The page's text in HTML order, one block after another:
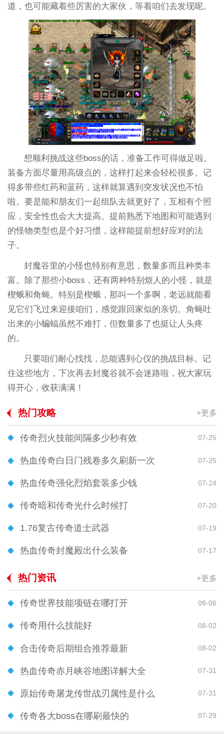
道，也可能藏着些厉害的大家伙，等着咱们去发现呢。
想顺利挑战这些boss的话，准备工作可得做足啦。
装备方面尽量用高级点的，这样打起来会轻松很多。记
得多带些红药和蓝药，这样就算遇到突发状况也不怕
啦。要是能和朋友们一起组队去就更好了，互相有个照
应，安全性也会大大提高。提前熟悉下地图和可能遇到
的怪物类型也是个好习惯，这样能提前想好应对的法
子。
封魔谷里的小怪也特别有意思，数量多而且种类丰
富。除了那些小boss，还有两种特别烦人的小怪，就是
楔蛾和角蝇。特别是楔蛾，那叫一个多啊，老远就能看
见它们飞过来迎接咱们，感觉跟回家似的亲切。角蝇吐
出来的小蝙蝠虽然不难打，但数量多了也挺让人头疼
的。
只要咱们耐心找找，总能遇到心仪的挑战目标。记
住这些地方，下次再去封魔谷就不会迷路啦，祝大家玩
得开心，收获满满！
热门攻略 +更多
传奇烈火技能间隔多少秒有效 07-25
热血传奇白日门残卷多久刷新一次 07-25
热血传奇强化烈焰套装多少钱 07-24
传奇暗和传奇光什么时候打 07-20
1.76复古传奇道士武器 07-19
热血传奇封魔殿出什么装备 07-17
热门资讯 +更多
传奇世界技能项链在哪打开 08-06
传奇用什么技能好 08-02
合击传奇后期组合推荐最新 08-02
热血传奇赤月峡谷地图详解大全 07-31
原始传奇屠龙传世战刃属性是什么 07-31
传奇各大boss在哪刷最快的 07-29